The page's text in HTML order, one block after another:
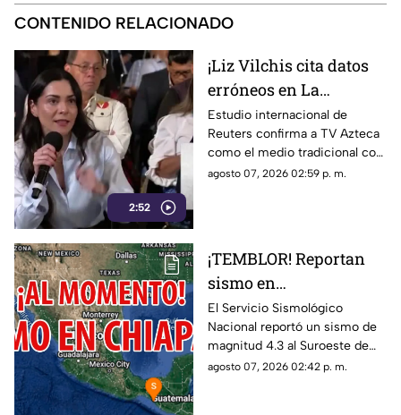
CONTENIDO RELACIONADO
2:52
¡Liz Vilchis cita datos
erróneos en La
Mañanera: Estudio de
Reuters confirma
liderazgo de TV Azteca
en alcance y
Estudio internacional de
Reuters confirma a TV Azteca
como el medio tradicional con
mayor alcance y credibilidad
agosto 07, 2026 02:59 p. m.
¡TEMBLOR! Reportan
sismo en
MAPASTEPEC, Chiapas,
hoy 7 de agosto del
2026
El Servicio Sismológico
Nacional reportó un sismo de
magnitud 4.3 al Suroeste de
MAPASTEPEC, Chiapas. Aquí
agosto 07, 2026 02:42 p. m.